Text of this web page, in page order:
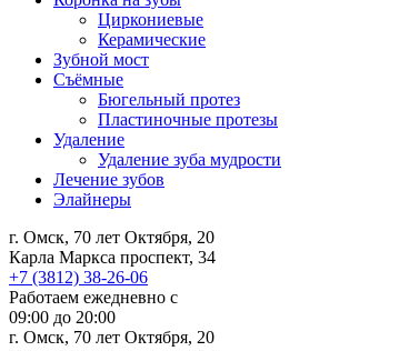
Циркониевые
Керамические
Зубной мост
Съёмные
Бюгельный протез
Пластиночные протезы
Удаление
Удаление зуба мудрости
Лечение зубов
Элайнеры
г. Омск, 70 лет Октября, 20
Карла Маркса проспект, 34
+7 (3812) 38-26-06
Работаем ежедневно с
09:00 до 20:00
г. Омск, 70 лет Октября, 20